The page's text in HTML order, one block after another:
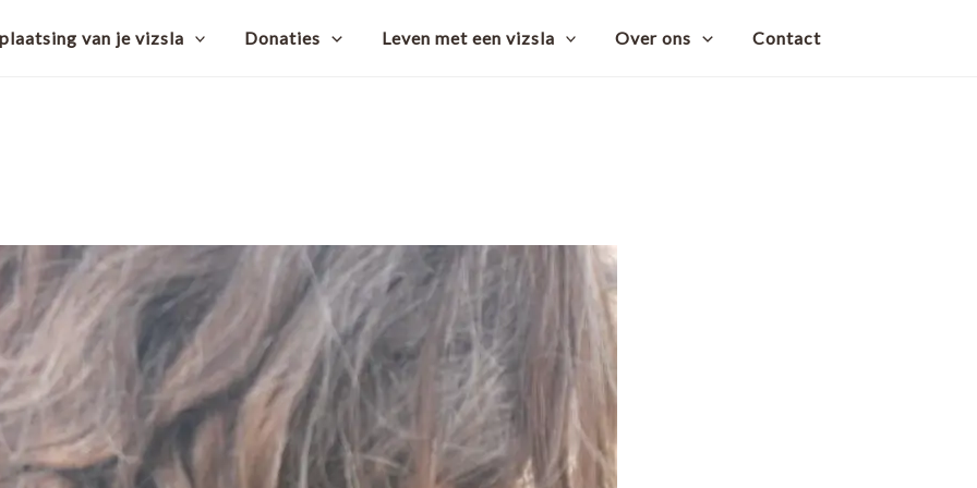
van je vizsla Donaties Leven met een vizsla Over ons Contact